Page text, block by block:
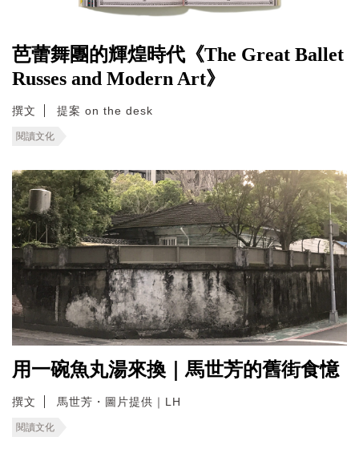
芭蕾舞團的輝煌時代《The Great Ballet
Russes and Modern Art》
撰文 提案 on the desk
閱讀文化
用一碗魚丸湯來換｜馬世芳的舊街食憶
撰文 馬世芳・圖片提供｜LH
閱讀文化